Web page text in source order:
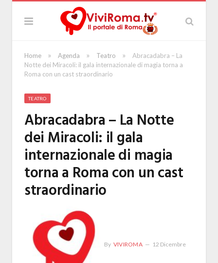
Home » Agenda » Teatro »
Abracadabra – La
Notte dei Miracoli: il gala internazionale di magia torna a
Roma con un cast straordinario
TEATRO
Abracadabra – La Notte
dei Miracoli: il gala
internazionale di magia
torna a Roma con un cast
straordinario
By VIVIROMA 12 Dicembre